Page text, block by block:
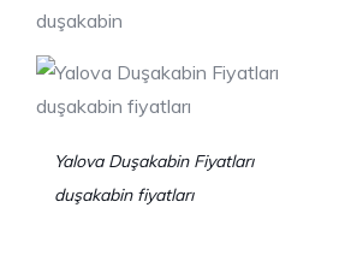
duşakabin
Yalova Duşakabin Fiyatları
duşakabin fiyatları